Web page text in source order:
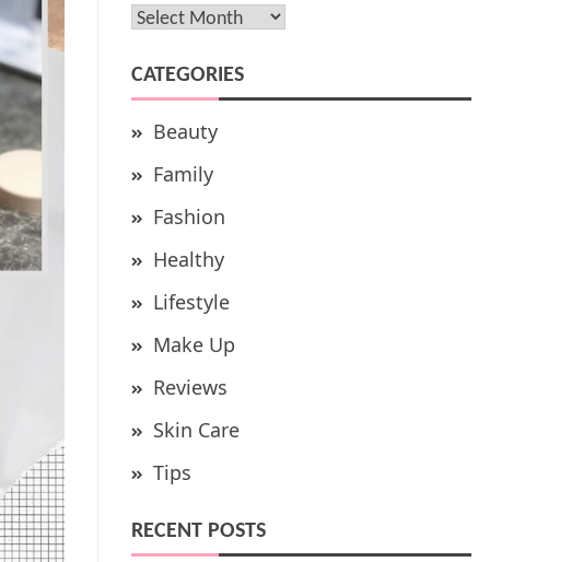
Archives
CATEGORIES
Beauty
Family
Fashion
Healthy
Lifestyle
Make Up
Reviews
Skin Care
Tips
RECENT POSTS